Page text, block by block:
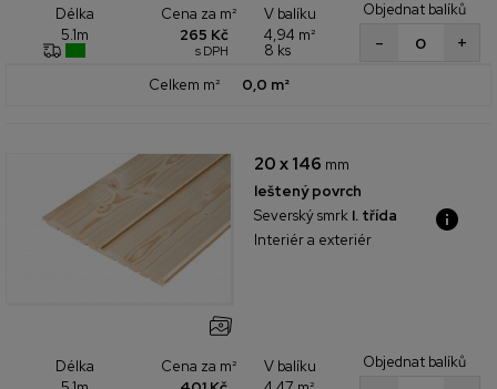
Délka
5.1m
Cena za m²
265 Kč
s DPH
V balíku
4,94 m²
8 ks
Objednat balíků
+
-
Celkem m² 0,0 m²
20 x 146 mm
leštený povrch
Severský smrk I. třída
Interiér a exteriér
Délka
Cena za m²
V balíku
Objednat balíků